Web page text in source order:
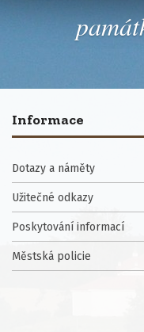
Informace
Dotazy a náměty
Užitečné odkazy
Poskytování informací
Městská policie